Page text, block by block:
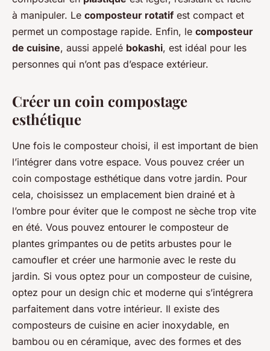
à manipuler. Le composteur rotatif est compact et
permet un compostage rapide. Enfin, le composteur
de cuisine, aussi appelé bokashi, est idéal pour les
personnes qui n’ont pas d’espace extérieur.
Créer un coin compostage
esthétique
Une fois le composteur choisi, il est important de bien
l’intégrer dans votre espace. Vous pouvez créer un
coin compostage esthétique dans votre jardin. Pour
cela, choisissez un emplacement bien drainé et à
l’ombre pour éviter que le compost ne sèche trop vite
en été. Vous pouvez entourer le composteur de
plantes grimpantes ou de petits arbustes pour le
camoufler et créer une harmonie avec le reste du
jardin. Si vous optez pour un composteur de cuisine,
optez pour un design chic et moderne qui s’intégrera
parfaitement dans votre intérieur. Il existe des
composteurs de cuisine en acier inoxydable, en
bambou ou en céramique, avec des formes et des